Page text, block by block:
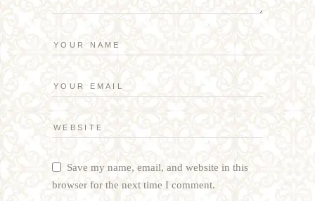
Save my name, email, and website in this
browser for the next time I comment.